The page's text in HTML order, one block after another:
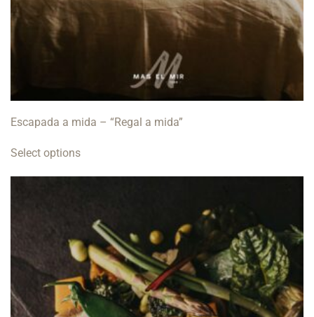
Escapada a mida – “Regal a mida”
Select options